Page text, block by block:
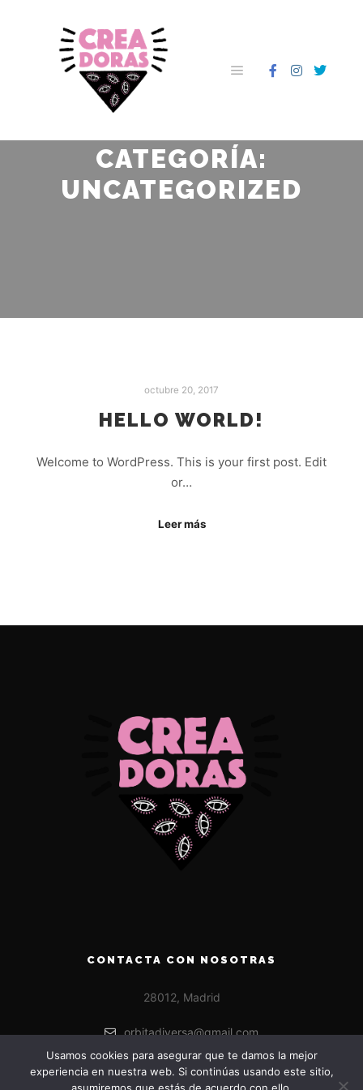
CATEGORÍA:
UNCATEGORIZED
octubre 20, 2017
HELLO WORLD!
Welcome to WordPress. This is your first post. Edit
or…
Leer más
CONTACTA CON NOSOTRAS
28012, Madrid
orbitadiversa@gmail.com
Usamos cookies para asegurar que te damos la mejor
experiencia en nuestra web. Si continúas usando este sitio,